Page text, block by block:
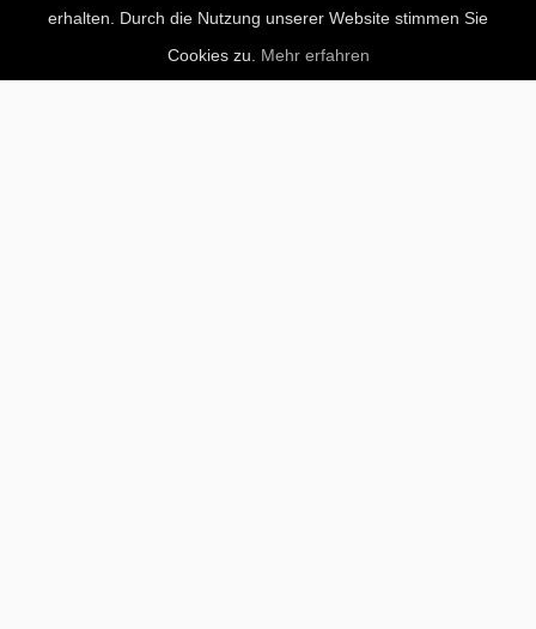
erhalten. Durch die Nutzung unserer Website stimmen Sie
Cookies zu. Mehr erfahren